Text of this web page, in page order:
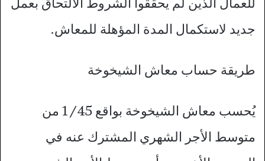
جديد لاستكمال المدة المؤهلة للمعاش.
طريقة حساب معاش الشيخوخة
يُحسب معاش الشيخوخة بواقع 1/45 من
متوسط الأجر الشهري المشترك عنه في